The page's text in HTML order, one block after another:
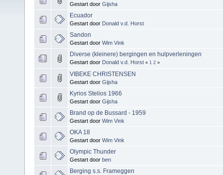
Gestart door Gijsha
Ecuador
Gestart door Donald v.d. Horst
Sandon
Gestart door Wim Vink
Diverse (kleinere) bergingen en hulpverleningen
Gestart door Donald v.d. Horst « 1 2 »
VIBEKE CHRISTENSEN
Gestart door Gijsha
Kyrios Stelios 1966
Gestart door Gijsha
Brand op de Bussard - 1959
Gestart door Wim Vink
OKA 18
Gestart door Wim Vink
Olympic Thunder
Gestart door ben
Berging s.s. Frameggen